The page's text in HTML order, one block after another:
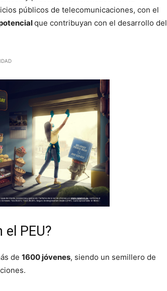
públicos de telecomunicaciones, con el
que contribuyan con el desarrollo del
PEU?
de 1600 jóvenes, siendo un semillero de